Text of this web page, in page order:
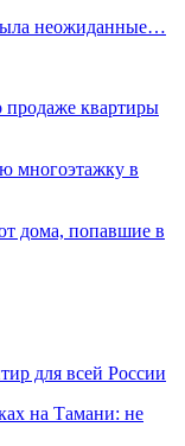
неожиданные…
продаже квартиры
многоэтажку в
дома, попавшие в
для всей России
на Тамани: не